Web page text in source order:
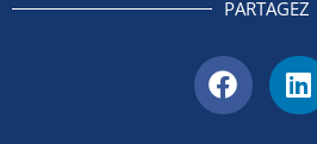
PARTAGEZ